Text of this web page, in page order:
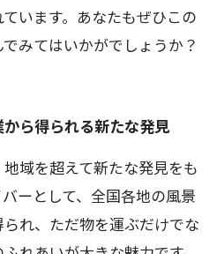
います。あなたもぜひこの
みてはいかがでしょうか？
ら得られる新たな発見
域を超えて新たな発見をも
ーとして、全国各地の風景
れ、ただ物を運ぶだけでな